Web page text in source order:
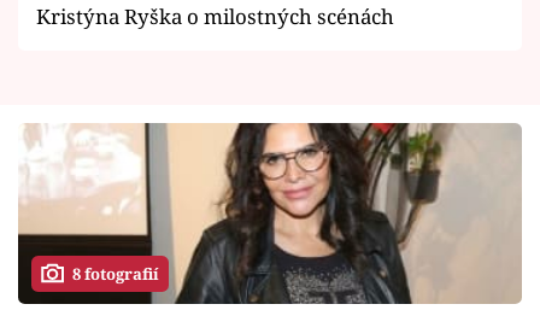
Kristýna Ryška o milostných scénách
8 fotografií